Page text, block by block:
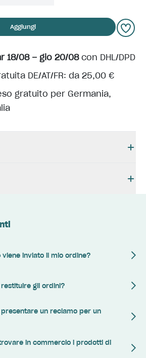
Aggiungi
18/08 – gio 20/08con DHL/DPD
DE/AT/FR: da 25,00 €
gratuito per Germania,
inviato il mio ordine?
gli ordini?
presentare un reclamo per un
in commercio i prodotti di